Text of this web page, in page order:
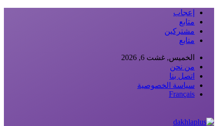
إعجاب
متابع
مشتركين
متابع
الخميس, غشت 6, 2026
من نحن
اتصل بنا
سياسة الخصوصية
Français